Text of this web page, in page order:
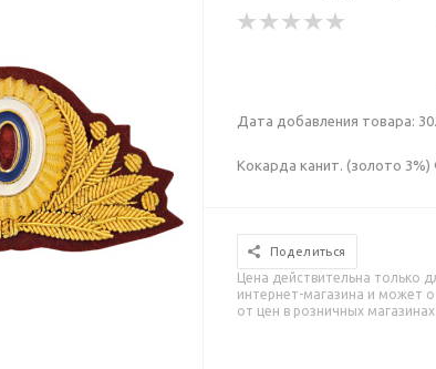
Дата добавления товара:
Кокарда канит. (золото 3%)
Поделиться
Цена действительна только
интернет-магазина и может
от цен в розничных магазинах